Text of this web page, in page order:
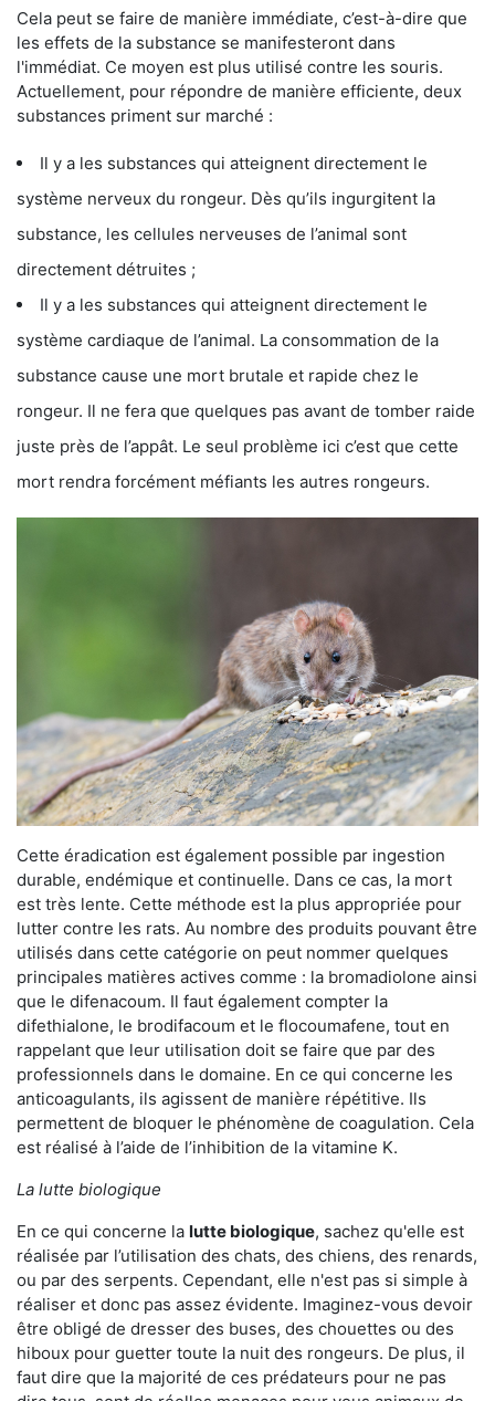
Cela peut se faire de manière immédiate, c’est-à-dire que
les effets de la substance se manifesteront dans
l'immédiat. Ce moyen est plus utilisé contre les souris.
Actuellement, pour répondre de manière efficiente, deux
substances priment sur marché :
Il y a les substances qui atteignent directement le
système nerveux du rongeur. Dès qu’ils ingurgitent la
substance, les cellules nerveuses de l’animal sont
directement détruites ;
Il y a les substances qui atteignent directement le
système cardiaque de l’animal. La consommation de la
substance cause une mort brutale et rapide chez le
rongeur. Il ne fera que quelques pas avant de tomber raide
juste près de l’appât. Le seul problème ici c’est que cette
mort rendra forcément méfiants les autres rongeurs.
Cette éradication est également possible par ingestion
durable, endémique et continuelle. Dans ce cas, la mort
est très lente. Cette méthode est la plus appropriée pour
lutter contre les rats. Au nombre des produits pouvant être
utilisés dans cette catégorie on peut nommer quelques
principales matières actives comme : la bromadiolone ainsi
que le difenacoum. Il faut également compter la
difethialone, le brodifacoum et le flocoumafene, tout en
rappelant que leur utilisation doit se faire que par des
professionnels dans le domaine. En ce qui concerne les
anticoagulants, ils agissent de manière répétitive. Ils
permettent de bloquer le phénomène de coagulation. Cela
est réalisé à l’aide de l’inhibition de la vitamine K.
La lutte biologique
En ce qui concerne la lutte biologique, sachez qu'elle est
réalisée par l’utilisation des chats, des chiens, des renards,
ou par des serpents. Cependant, elle n'est pas si simple à
réaliser et donc pas assez évidente. Imaginez-vous devoir
être obligé de dresser des buses, des chouettes ou des
hiboux pour guetter toute la nuit des rongeurs. De plus, il
faut dire que la majorité de ces prédateurs pour ne pas